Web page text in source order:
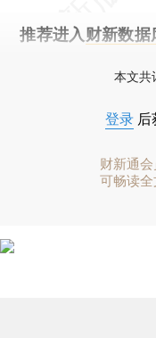
推荐进入 财新数据
本文共
登录 后
财新通会
可畅读全